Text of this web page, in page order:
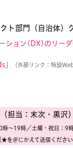
ト部門（自治体）
ション(DX)のリー
（外部リンク：特設
（担当：末次・黒沢）
時〜19時／土曜・祝日：9
★を＠にかえて送信ください